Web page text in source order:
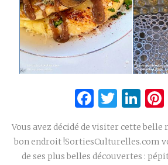
Vous avez décidé de visiter cette belle
bon endroit !SortiesCulturelles.com
de ses plus belles découvertes :